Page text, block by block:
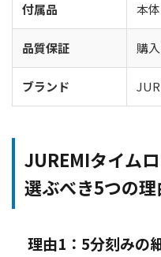
付属品 本
品質保証 購
ブランド
JUREMIタイム
選ぶべき5つの理
理由1：5分刻みの